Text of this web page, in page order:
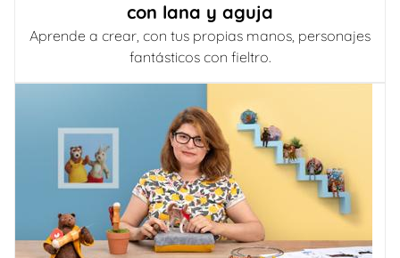
con lana y aguja
Aprende a crear, con tus propias manos, personajes
fantásticos con fieltro.